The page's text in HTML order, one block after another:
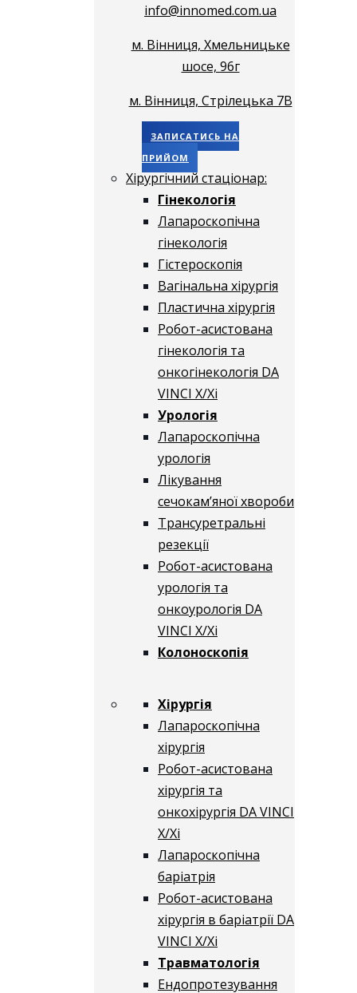
info@innomed.com.ua
м. Вінниця, Хмельницьке
шосе, 96г
м. Вінниця, Стрілецька 7В
ЗАПИСАТИСЬ НА
ПРИЙОМ
Хірургічний стаціонар:
Гінекологія
Лапароскопічна
гінекологія
Гістероскопія
Вагінальна хірургія
Пластична хірургія
Робот-асистована
гінекологія та
онкогінекологія DA
VINCI X/Xі
Урологія
Лапароскопічна
урологія
Лікування
сечокам’яної хвороби
Трансуретральні
резекції
Робот-асистована
урологія та
онкоурологія DA
VINCI X/Xі
Колоноскопія
Хірургія
Лапароскопічна
хірургія
Робот-асистована
хірургія та
онкохірургія DA VINCI
X/Xі
Лапароскопічна
баріатрія
Робот-асистована
хірургія в баріатрії DA
VINCI X/Xі
Травматологія
Ендопротезування